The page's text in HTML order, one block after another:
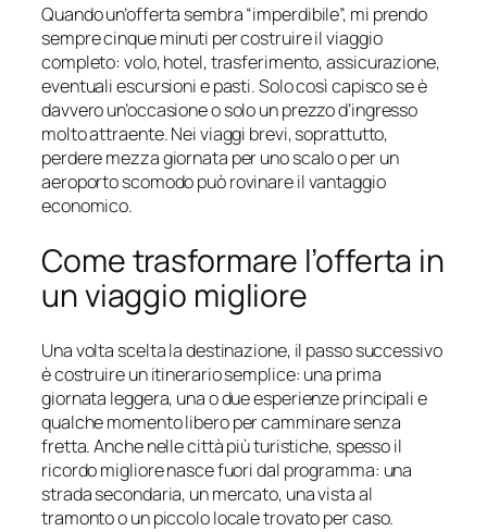
Quando un’offerta sembra “imperdibile”, mi prendo
sempre cinque minuti per costruire il viaggio
completo: volo, hotel, trasferimento, assicurazione,
eventuali escursioni e pasti. Solo così capisco se è
davvero un’occasione o solo un prezzo d’ingresso
molto attraente. Nei viaggi brevi, soprattutto,
perdere mezza giornata per uno scalo o per un
aeroporto scomodo può rovinare il vantaggio
economico.
Come trasformare l’offerta in
un viaggio migliore
Una volta scelta la destinazione, il passo successivo
è costruire un itinerario semplice: una prima
giornata leggera, una o due esperienze principali e
qualche momento libero per camminare senza
fretta. Anche nelle città più turistiche, spesso il
ricordo migliore nasce fuori dal programma: una
strada secondaria, un mercato, una vista al
tramonto o un piccolo locale trovato per caso.